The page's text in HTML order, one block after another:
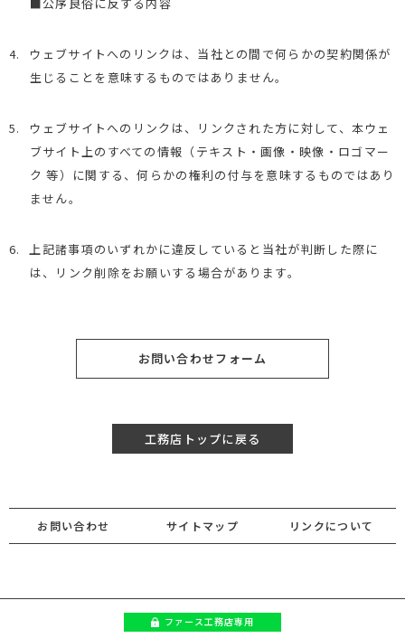
4.
ウェブサイトへのリンクは、当社との間で何らかの契約関係が
生じることを意味するものではありません。
5.
ウェブサイトへのリンクは、リンクされた方に対して、本ウェ
ブサイト上のすべての情報（テキスト・画像・映像・ロゴマー
ク 等）に関する、何らかの権利の付与を意味するものではあり
ません。
6.
上記諸事項のいずれかに違反していると当社が判断した際に
は、リンク削除をお願いする場合があります。
お問い合わせフォーム
工務店トップに戻る
お問い合わせ サイトマップ リンクについて
ファース工務店専用